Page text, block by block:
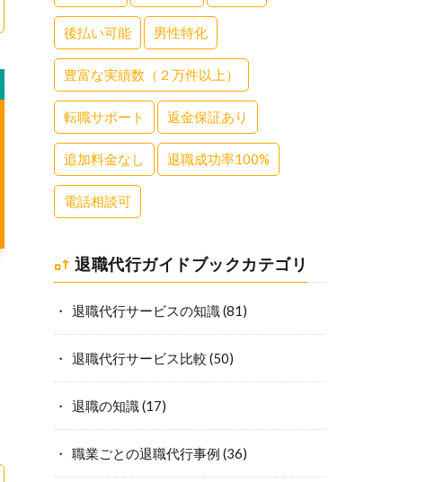
後払い可能 男性特化
豊富な実績数（２万件以上）
転職サポート 返金保証あり
追加料金なし 退職成功率100%
電話相談可
退職代行ガイドブックカテゴリ
退職代行サービスの知識(81)
退職代行サービス比較 (50)
退職の知識(17)
職業ごとの退職代行事例 (36)